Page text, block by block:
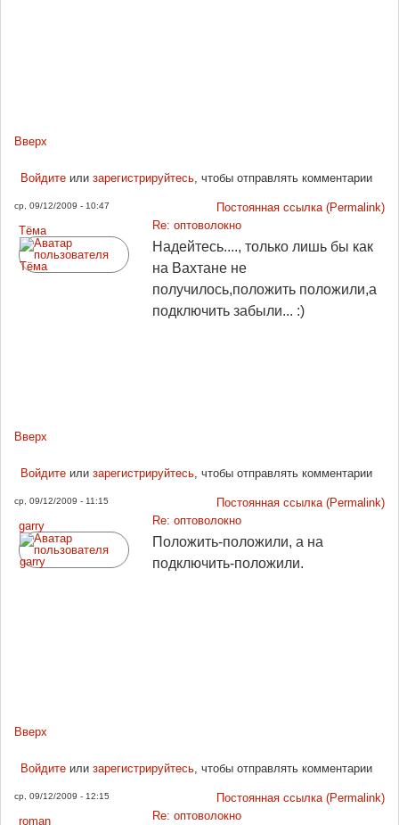
Вверх
Войдитеили зарегистрируйтесь, чтобы отправлять комментарии
ср, 09/12/2009 - 10:47
Постоянная ссылка (Permalink)
Tёма
Re: оптоволокно
Надейтесь...., только лишь бы как
на Вахтане не
получилось,положить положили,а
подключить забыли... :)
Вверх
Войдитеили зарегистрируйтесь, чтобы отправлять комментарии
ср, 09/12/2009 - 11:15
Постоянная ссылка (Permalink)
garry
Re: оптоволокно
Положить-положили, а на
подключить-положили.
Вверх
Войдитеили зарегистрируйтесь, чтобы отправлять комментарии
ср, 09/12/2009 - 12:15
Постоянная ссылка (Permalink)
roman
Re: оптоволокно